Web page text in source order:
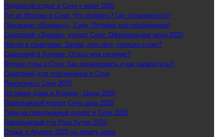
Недорогой отдых в Сочи у моря 2020
Тур из Москвы в Сочи: Что выбрать? Где остановиться?
Пансионат «Изумруд», Сочи: Путевки для пенсионеров!
Санаторий «Знание», курорт Сочи: Официальные цены 2020
Чек-ап в санатории: Зачем, для чего, сколько стоит?
Санаторий в Адлере: Отдых или лечение?
Фитнес-туры в Сочи: Как организовать и как заработать?!
Санаторий для пенсионеров в Сочи
Пансионаты Сочи 2020
Гостевые дома в Адлере - Цены 2020
Горнолыжный курорт Сочи цена 2020
Туры на горнолыжный курорт в Сочи 2020
Горнолыжный тур Роза Хутор 2020
Отдых в Адлере 2020 на берегу моря